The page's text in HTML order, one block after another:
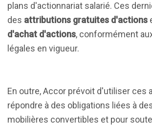
plans d'actionnariat salarié. Ces
des attributions gratuites d'actions
d'achat d'actions, conformément
légales en vigueur.
En outre, Accor prévoit d'utiliser ces
répondre à des obligations liées à
mobilières convertibles et pour